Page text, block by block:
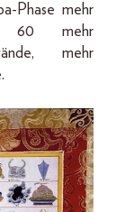
Phase mehr
60 mehr
mehr